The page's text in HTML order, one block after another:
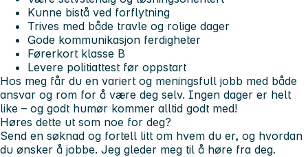
Kunne bistå ved forflytning
Trives med både travle og rolige dager
Gode kommunikasjon ferdigheter
Førerkort klasse B
Levere politiattest før oppstart
Hos meg får du en variert og meningsfull jobb med både
ansvar og rom for å være deg selv. Ingen dager er helt
like – og godt humør kommer alltid godt med!
Høres dette ut som noe for deg?
Send en søknad og fortell litt om hvem du er, og hvordan
du ønsker å jobbe. Jeg gleder meg til å høre fra deg.